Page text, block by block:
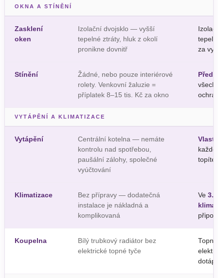
OKNA A STÍNĚNÍ
Zasklení
oken
Izolační dvojsklo — vyšší
tepelné ztráty, hluk z okolí
pronikne dovnitř
za
Stínění
Žádné, nebo pouze interiérové
rolety. Venkovní žaluzie =
příplatek 8–15 tis. Kč za okno
VYTÁPĚNÍ A KLIMATIZACE
Vytápění
Centrální kotelna — nemáte
kontrolu nad spotřebou,
paušální zálohy, společné
vyúčtování
Klimatizace
Bez přípravy — dodatečná
instalace je nákladná a
komplikovaná
Ve 3.
Koupelna
Bílý trubkový radiátor bez
elektrické topné tyče